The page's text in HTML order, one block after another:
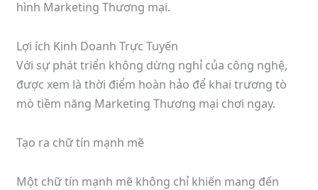
hình Marketing Thương mại.
Lợi ích Kinh Doanh Trực Tuyến
Với sự phát triển không dừng nghỉ của công nghệ,
được xem là thời điểm hoàn hảo để khai trương tò
mò tiềm năng Marketing Thương mại chơi ngay.
Tạo ra chữ tín mạnh mẽ
Một chữ tín mạnh mẽ không chỉ khiến mang đến